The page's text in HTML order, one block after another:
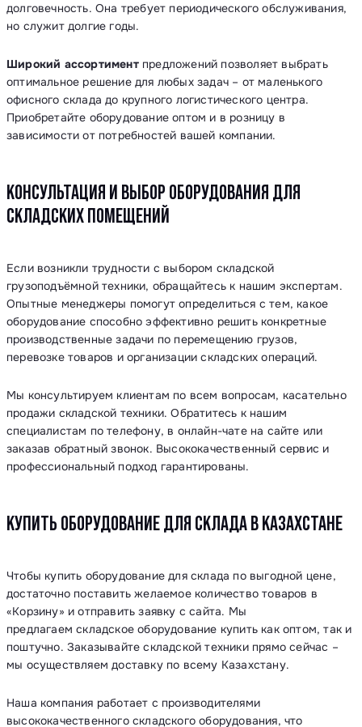
долговечность. Она требует периодического обслуживания,
но служит долгие годы.
Широкий ассортиментпредложений позволяет выбрать
оптимальное решение для любых задач – от маленького
офисного склада до крупного логистического центра.
Приобретайте оборудование оптом и в розницу в
зависимости от потребностей вашей компании.
КОНСУЛЬТАЦИЯ И ВЫБОР ОБОРУДОВАНИЯ ДЛЯ
СКЛАДСКИХ ПОМЕЩЕНИЙ
Если возникли трудности с выбором складской
грузоподъёмной техники, обращайтесь к нашим экспертам.
Опытные менеджеры помогут определиться с тем, какое
оборудование способно эффективно решить конкретные
производственные задачи по перемещению грузов,
перевозке товаров и организации складских операций.
Мы консультируем клиентам по всем вопросам, касательно
продажи складской техники. Обратитесь к нашим
специалистам по телефону, в онлайн-чате на сайте или
заказав обратный звонок. Высококачественный сервис и
профессиональный подход гарантированы.
КУПИТЬ ОБОРУДОВАНИЕ ДЛЯ СКЛАДА В КАЗАХСТАНЕ
Чтобы купить оборудование для склада по выгодной цене,
достаточно поставить желаемое количество товаров в
«Корзину» и отправить заявку с сайта. Мы
предлагаем складское оборудование купить как оптом, так и
поштучно. Заказывайте складской техники прямо сейчас –
мы осуществляем доставку по всему Казахстану.
Наша компания работает с производителями
высококачественного складского оборудования, что